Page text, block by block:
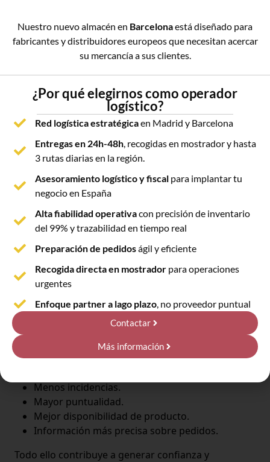
Recogida directa por parte de clientes.
Esto mejora significativamente la experiencia del
Escalabilidad sin inversiones
Uno de los mayores retos para fabricantes y
distribuidores es crecer sin asumir riesgos
excesivos.
operativa sin:
Abrir nuevos almacenes.
Contratar grandes equipos.
Invertir en infraestructura.
evolución real del negocio.
Mejora del servicio al cliente
Una logística eficiente repercute directamente en la
percepción del cliente.
Menos incidencias.
Mayor puntualidad.
Mejor disponibilidad de producto.
Información más precisa sobre pedidos.
Todo ello contribuye a generar confianza y
Nuestro nuevo almacén en Barcelonaestá diseñado para
fabricantes y distribuidores europeos que necesitan acercar
su mercancía a sus clientes.
¿Por qué elegirnos como operador
logístico?
Red logística estratégicaen Madrid y Barcelona
Entregas en 24h-48h, recogidas en mostrador y hasta
3 rutas diarias en la región.
Asesoramiento logístico y fiscal para implantar tu
negocio en España
Alta fiabilidad operativacon precisión de inventario
del 99% y trazabilidad en tiempo real
Preparación de pedidoságil y eficiente
Recogida directa en mostrador para operaciones
urgentes
Enfoque partner a lago plazo, no proveedor puntual
Contactar
Más información